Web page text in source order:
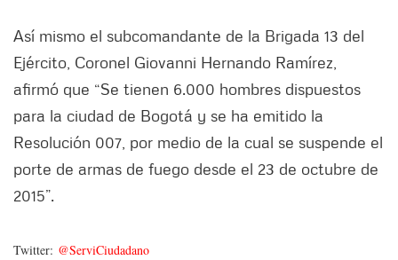
Así mismo el subcomandante de la Brigada 13 del
Ejército, Coronel Giovanni Hernando Ramírez,
afirmó que “Se tienen 6.000 hombres dispuestos
para la ciudad de Bogotá y se ha emitido la
Resolución 007, por medio de la cual se suspende el
porte de armas de fuego desde el 23 de octubre de
2015”.
Twitter: @ServiCiudadano